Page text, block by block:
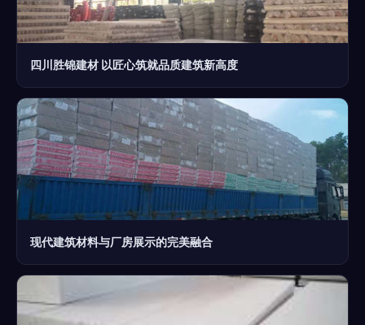
四川胜锦建材 以匠心筑就品质建筑新高度
现代建筑材料与厂房展示的完美融合